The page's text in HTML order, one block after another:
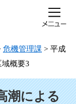
危機管理課 > 平成
域概要3
潮による